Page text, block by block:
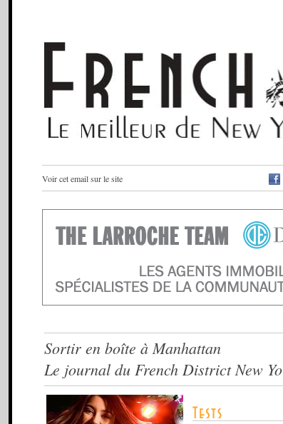
Voir cet email sur le site
Sortir en boîte à Manhattan
Le journal du French District New